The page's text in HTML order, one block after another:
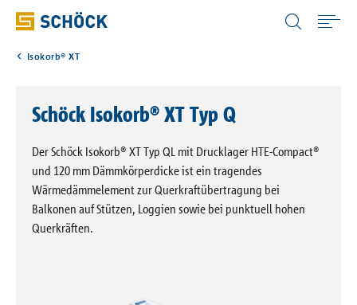
Anwendungen
Produkte
Downloads
Austria (AT) Deutsch
Isokorb® XT
Schöck Isokorb® XT Typ Q
Der Schöck Isokorb® XT Typ QL mit Drucklager HTE-Compact®
und 120 mm Dämmkörperdicke ist ein tragendes
Wärmedämmelement zur Querkraftübertragung bei
Balkonen auf Stützen, Loggien sowie bei punktuell hohen
Querkräften.